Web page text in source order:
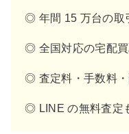
◎ 年間 15 万台の取
◎ 全国対応の宅配買
◎ 査定料・手数料
◎ LINE の無料査定